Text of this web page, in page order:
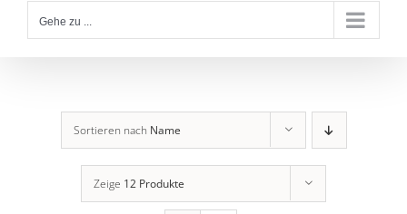
Gehe zu ...
Sortieren nach Name
Zeige 12 Produkte